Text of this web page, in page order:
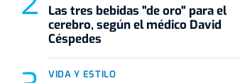
Las tres bebidas "de oro" para el
cerebro, según el médico David
Céspedes
VIDA Y ESTILO